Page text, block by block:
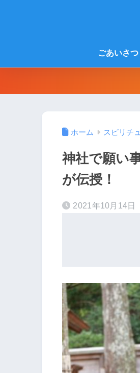
ごあいさつ
ホーム スピリチ
神社で願い
が伝授！
2021年10月14日